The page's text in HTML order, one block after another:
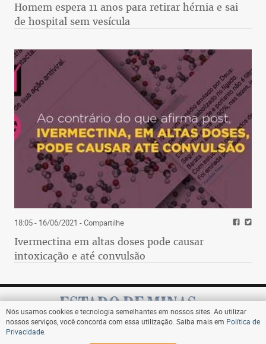
Homem espera 11 anos para retirar hérnia e sai
de hospital sem vesícula
18:05 - 16/06/2021 - Compartilhe
Ivermectina em altas doses pode causar
intoxicação e até convulsão
Nós usamos cookies e tecnologia semelhantes em nossos sites. Ao utilizar
nossos serviços, você concorda com essa utilização. Saiba mais em Política de
Privacidade